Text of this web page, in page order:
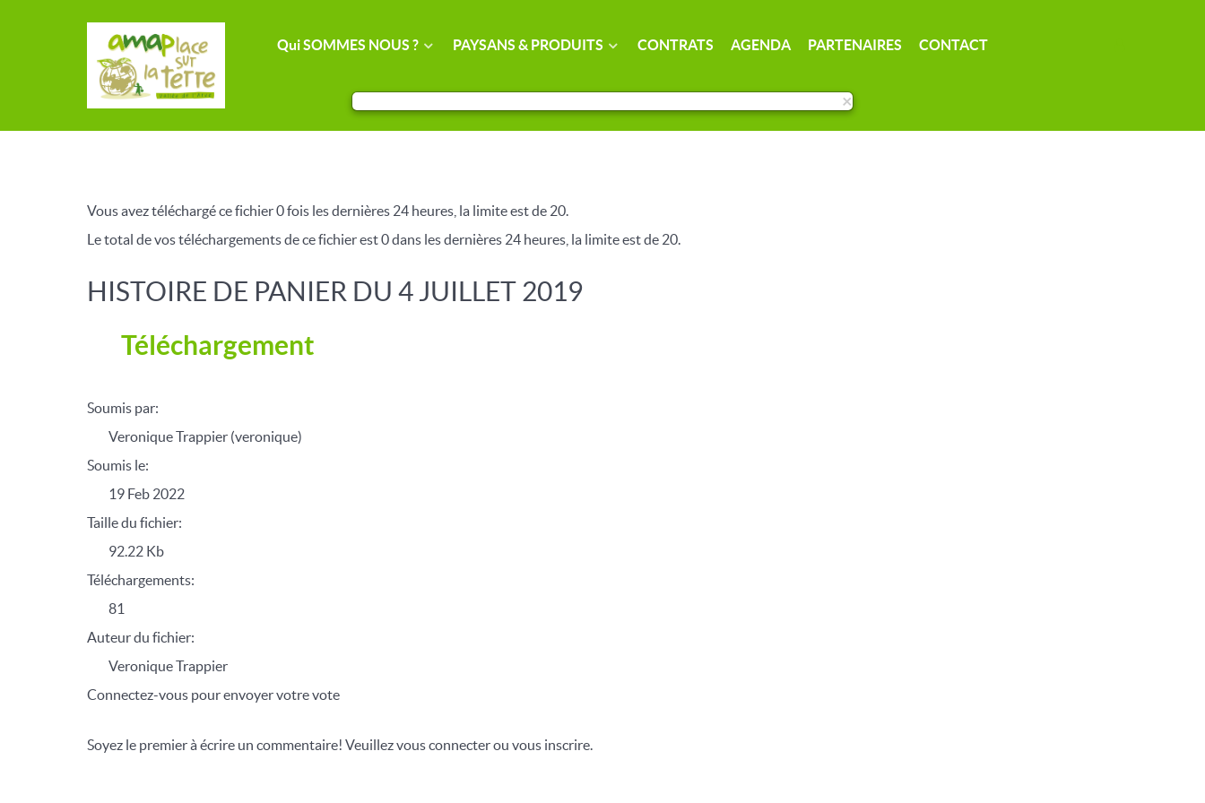
Qui SOMMES NOUS ? PAYSANS & PRODUITS CONTRATS AGENDA PARTENAIRES CONTACT
Vous avez téléchargé ce fichier 0 fois les dernières 24 heures, la limite est de 20.
Le total de vos téléchargements de ce fichier est 0 dans les dernières 24 heures, la limite est de 20.
HISTOIRE DE PANIER DU 4 JUILLET 2019
Téléchargement
Soumis par:
Veronique Trappier (veronique)
Soumis le:
19 Feb 2022
Taille du fichier:
92.22 Kb
Téléchargements:
81
Auteur du fichier:
Veronique Trappier
Connectez-vous pour envoyer votre vote
Soyez le premier à écrire un commentaire! Veuillez vous connecter ou vous inscrire.
×